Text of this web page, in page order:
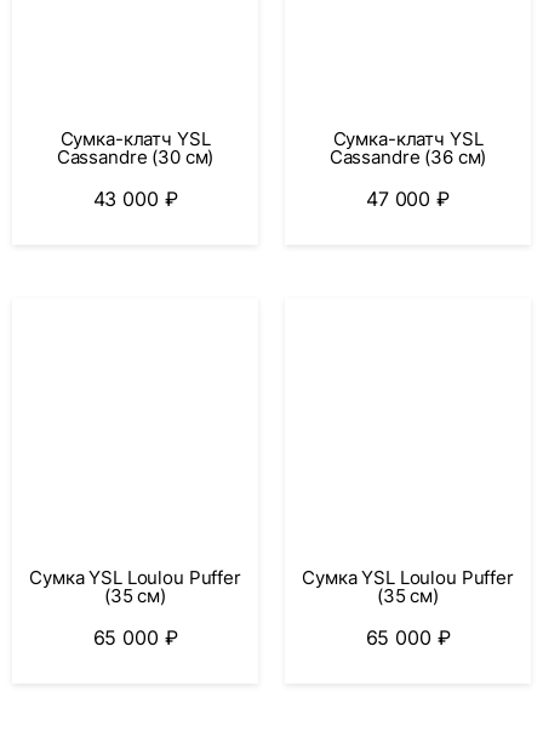
Сумка-клатч YSL
Cassandre (30 см)
43 000 ₽
Сумка-клатч YSL
Cassandre (36 см)
47 000₽
Сумка YSL Loulou Puffer
(35 см)
65 000 ₽
Сумка YSL Loulou Puffer
(35 см)
65 000 ₽